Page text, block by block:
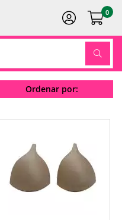
0
Ordenar por: